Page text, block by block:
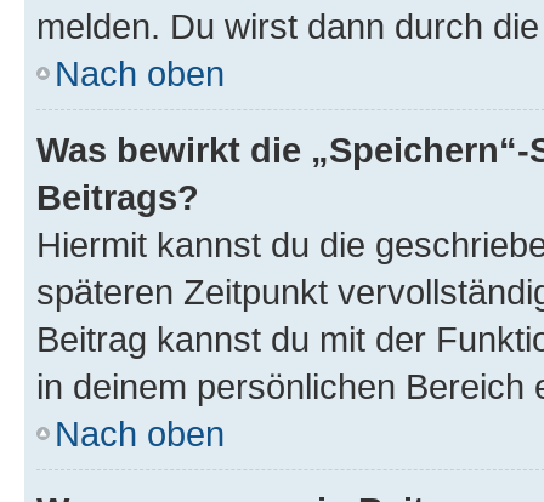
melden. Du wirst dann durch
Nach oben
Was bewirkt die
Beitrags?
Hiermit kannst du die
späteren Zeitpunkt
Beitrag kannst du mit der
in deinem persönlichen Bereich
Nach oben